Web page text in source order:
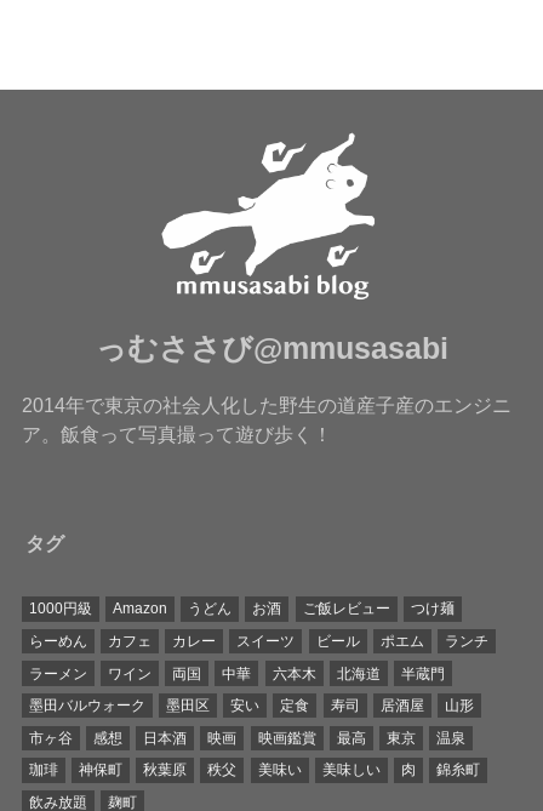
っむささび@mmusasabi
2014年で東京の社会人化した野生の道産子産のエンジニ
ア。飯食って写真撮って遊び歩く！
タグ
1000円級 Amazon うどん お酒 ご飯レビュー
つけ麺
らーめん
カフェ カレー スイーツ ビール ポエム
ランチ
ラーメン
ワイン 両国 中華 六本木 北海道
半蔵門
墨田バルウォーク
墨田区 安い 定食 寿司 居酒屋
山形
市ヶ谷
感想 日本酒 映画 映画鑑賞 最高 東京
温泉
珈琲
神保町 秋葉原 秩父 美味い 美味しい 肉
錦糸町
飲み放題
麹町